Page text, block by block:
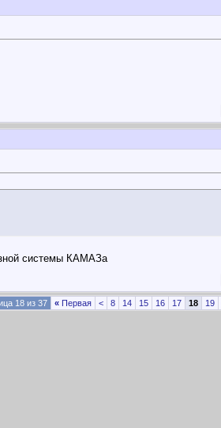
системы КАМАЗа
18 из 37 « Первая < 8 14 15 16 17 18 19